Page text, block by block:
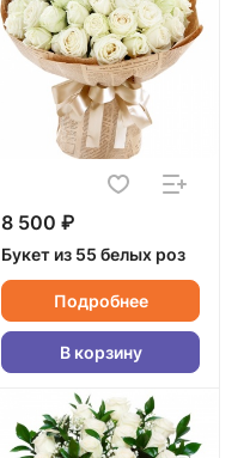
8 500 ₽
Букет из 55 белых роз
Подробнее
В корзину